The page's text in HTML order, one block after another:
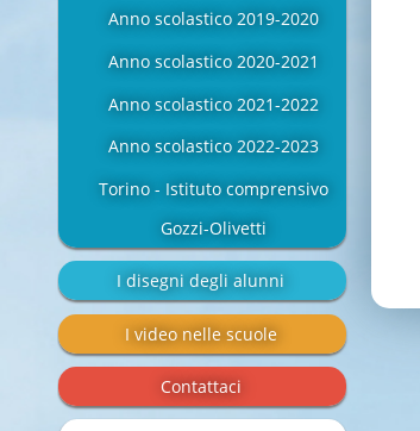
Anno scolastico 2019-2020
Anno scolastico 2020-2021
Anno scolastico 2021-2022
Anno scolastico 2022-2023
Torino - Istituto comprensivo
Gozzi-Olivetti
I disegni degli alunni
I video nelle scuole
Contattaci